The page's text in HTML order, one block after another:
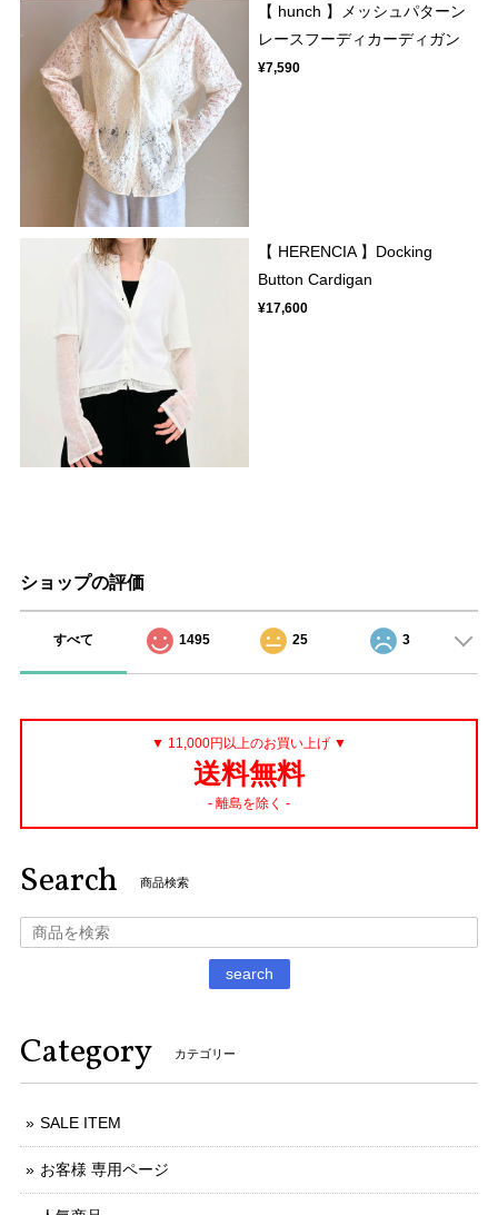
【 hunch 】メッシュパターン
レースフーディカーディガン
¥7,590
【 HERENCIA 】Docking
Button Cardigan
¥17,600
ショップの評価
すべて 1495 25 3
▼ 11,000円以上のお買い上げ ▼
送料無料
- 離島を除く -
Search 商品検索
search
Category カテゴリー
SALE ITEM
お客様 専用ページ